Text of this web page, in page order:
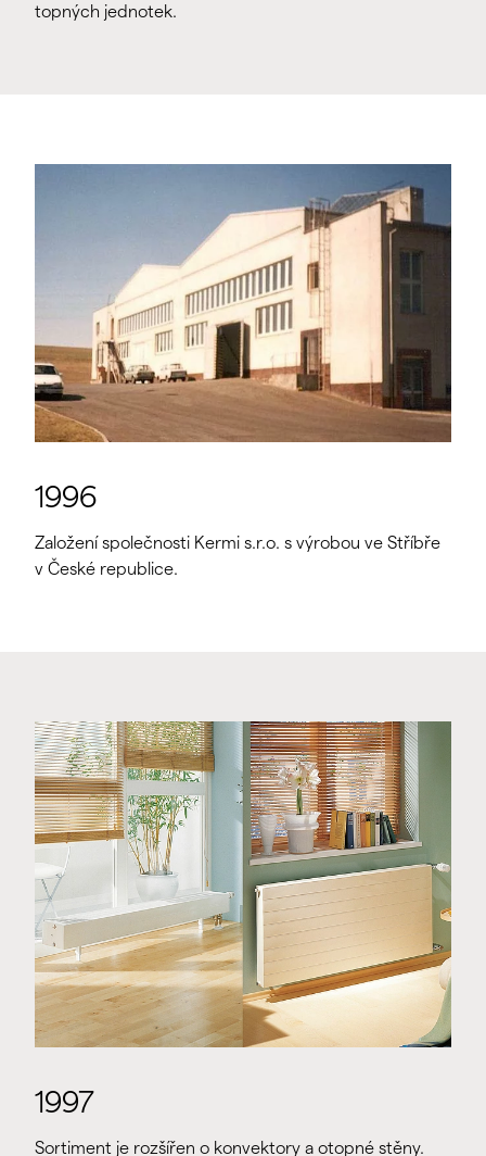
topných jednotek.
1996
Založení společnosti Kermi s.r.o. s výrobou ve Stříbře
v České republice.
1997
Sortiment je rozšířen o konvektory a otopné stěny.